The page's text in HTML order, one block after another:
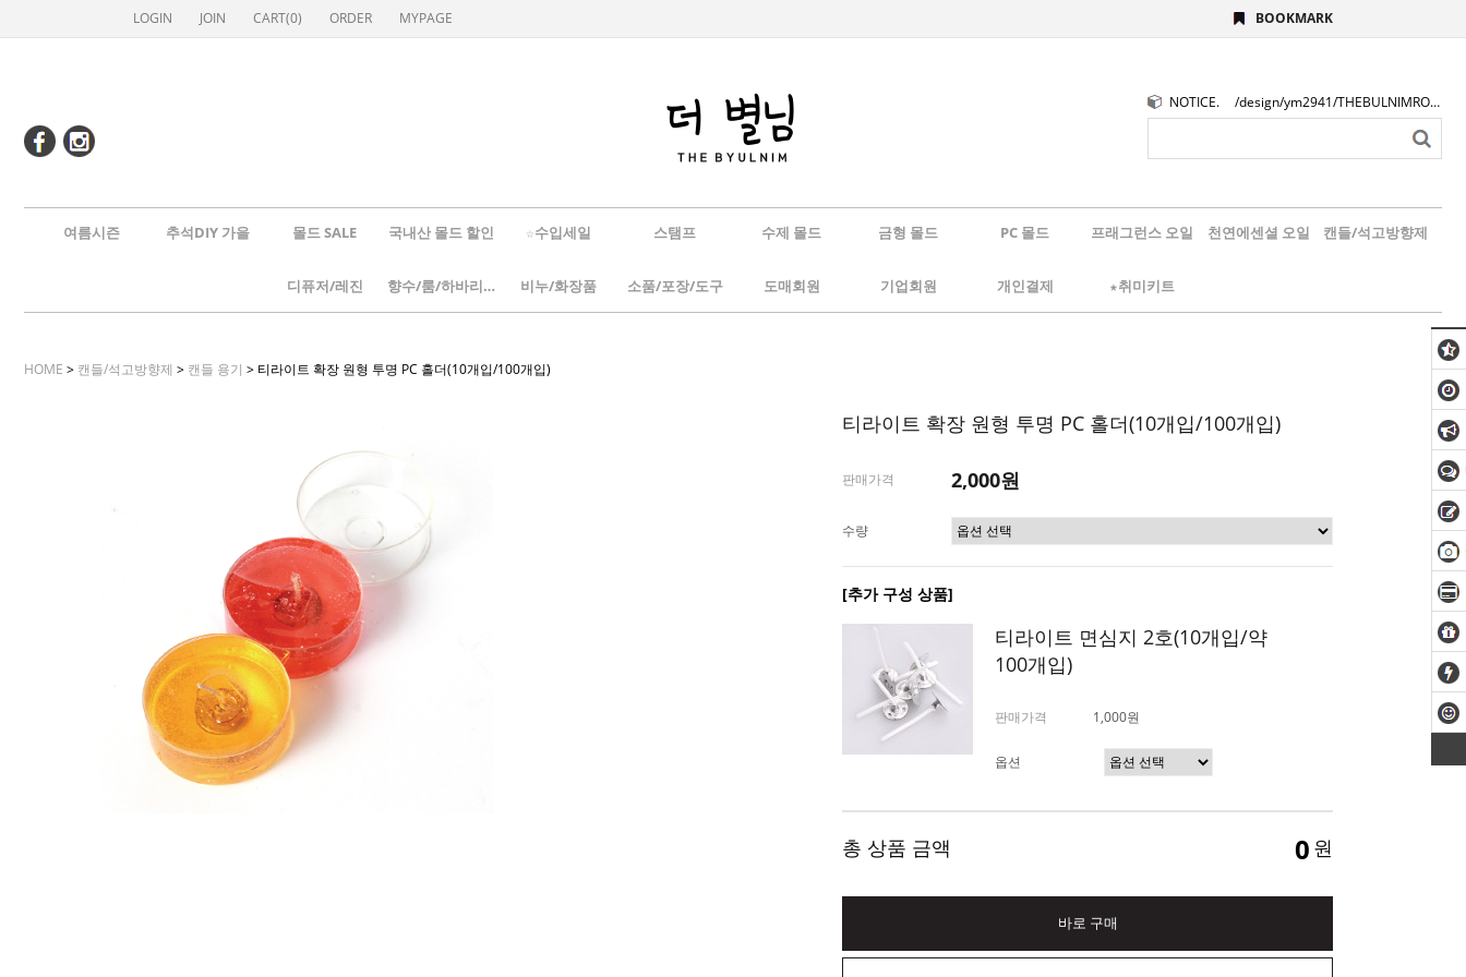
LOGIN JOIN CART(0) ORDER MYPAGE BOOKMARK
NOTICE. /design/ym2941/THEBULNIMROGO.png
여름시즌 추석DIY 가을 몰드 SALE 국내산 몰드 할인 ☆수입세일 스탬프 수제 몰드 금형 몰드 PC 몰드 프래그런스 오일 천연에센셜 오일 캔들/석고방향제
디퓨저/레진 향수/룸/하바리움 비누/화장품 소품/포장/도구 도매회원 기업회원 개인결제 ★취미키트
HOME > 캔들/석고방향제 > 캔들 용기 > 티라이트 확장 원형 투명 PC 홀더(10개입/100개입)
티라이트 확장 원형 투명 PC 홀더(10개입/100개입)
판매가격 2,000원
수량
[추가 구성 상품]
티라이트 면심지 2호(10개입/약
100개입)
판매가격 1,000원
옵션
총 상품 금액 0 원
바로 구매